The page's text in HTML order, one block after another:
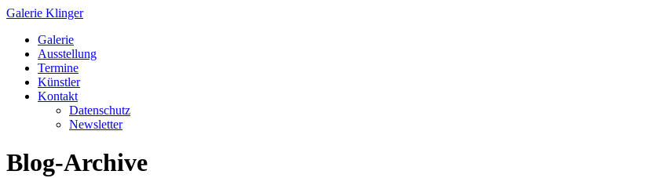
Galerie Klinger
Springe
zum
Inhalt
Galerie
Ausstellung
Termine
Künstler
Kontakt
Datenschutz
Newsletter
Blog-Archive